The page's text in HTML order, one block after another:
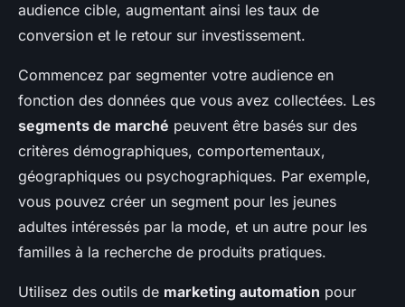
audience cible, augmentant ainsi les taux de
conversion et le retour sur investissement.
Commencez par segmenter votre audience en
fonction des données que vous avez collectées. Les
segments de marché peuvent être basés sur des
critères démographiques, comportementaux,
géographiques ou psychographiques. Par exemple,
vous pouvez créer un segment pour les jeunes
adultes intéressés par la mode, et un autre pour les
familles à la recherche de produits pratiques.
Utilisez des outils de marketing automation pour